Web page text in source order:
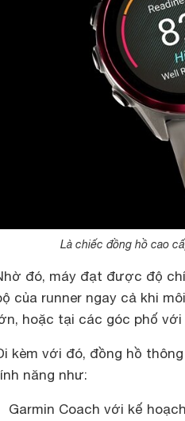
Là chiếc đồng hồ cao
đó, máy đạt được độ
của runner ngay cả khi
hoặc tại các góc phố
kèm với đó, đồng hồ
năng như:
Garmin Coach với kế